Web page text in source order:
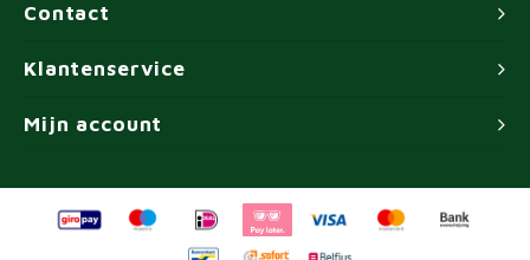
Contact
Klantenservice
Mijn account